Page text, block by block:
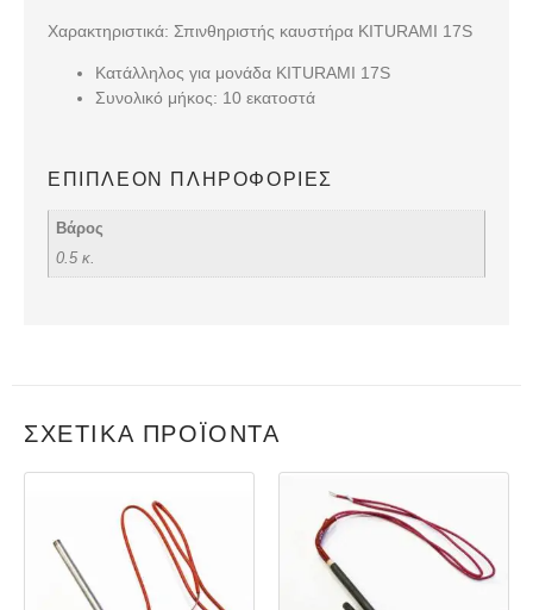
Χαρακτηριστικά: Σπινθηριστής καυστήρα KITURAMI 17S
Κατάλληλος για μονάδα KITURAMI 17S
Συνολικό μήκος: 10 εκατοστά
ΕΠΙΠΛΈΟΝ ΠΛΗΡΟΦΟΡΊΕΣ
Βάρος
0.5 κ.
ΣΧΕΤΙΚΆ ΠΡΟΪΌΝΤΑ